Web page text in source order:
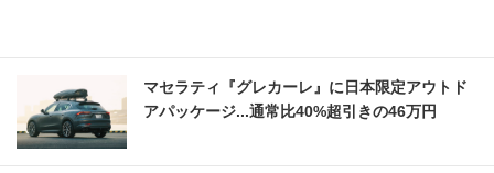
マセラティ『グレカーレ』に日本限定アウトド
アパッケージ...通常比40%超引きの46万円